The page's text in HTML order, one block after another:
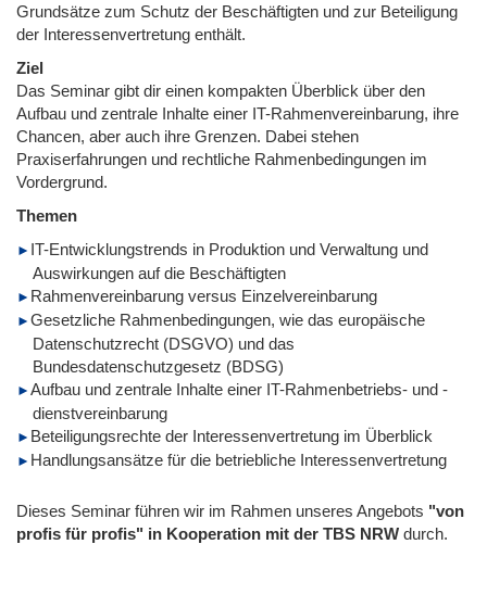
Grundsätze zum Schutz der Beschäftigten und zur Beteiligung
der Interessenvertretung enthält.
Ziel
Das Seminar gibt dir einen kompakten Überblick über den
Aufbau und zentrale Inhalte einer IT-Rahmenvereinbarung, ihre
Chancen, aber auch ihre Grenzen. Dabei stehen
Praxiserfahrungen und rechtliche Rahmenbedingungen im
Vordergrund.
Themen
IT-Entwicklungstrends in Produktion und Verwaltung und
Auswirkungen auf die Beschäftigten
Rahmenvereinbarung versus Einzelvereinbarung
Gesetzliche Rahmenbedingungen, wie das europäische
Datenschutzrecht (DSGVO) und das
Bundesdatenschutzgesetz (BDSG)
Aufbau und zentrale Inhalte einer IT-Rahmenbetriebs- und -
dienstvereinbarung
Beteiligungsrechte der Interessenvertretung im Überblick
Handlungsansätze für die betriebliche Interessenvertretung
Dieses Seminar führen wir im Rahmen unseres Angebots "von
profis für profis" in Kooperation mit der TBS NRW durch.